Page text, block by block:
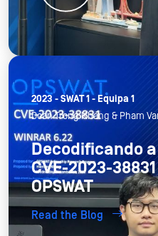
2023 - SWAT 1 - Equipa 1
Doan Trong Khang & Pham
Decodificando
CVE-2023-
OPSWAT
Read the Blog